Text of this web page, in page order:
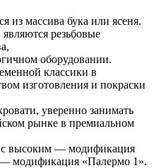
из массива бука или ясеня.
резьбовые
оборудовании.
классики в
изготовления и покраски
уверенно занимать
рынке в премиальном
с высоким — модификация
модификация «Палермо 1».